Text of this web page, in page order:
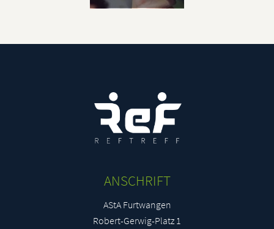
ANSCHRIFT
AStA Furtwangen
Robert-Gerwig-Platz 1